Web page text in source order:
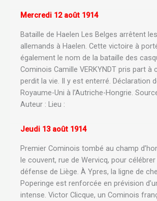
Mercredi 12 août 1914
Bataille de Haelen Les Belges arrêtent
allemands à Haelen. Cette victoire à
également le nom de la bataille des
Cominois Camille VERKYNDT pris part à
perdit la vie. Il y est enterré. Déclaration
Royaume-Uni à l’Autriche-Hongrie.
Auteur : Lieu :
Jeudi 13 août 1914
Premier Cominois tombé au champ
le couvent, rue de Wervicq, pour célébrer
défense de Liège. À Ypres, la ligne de
Poperinge est renforcée en prévision
intense. Victor Clicque, un Cominois